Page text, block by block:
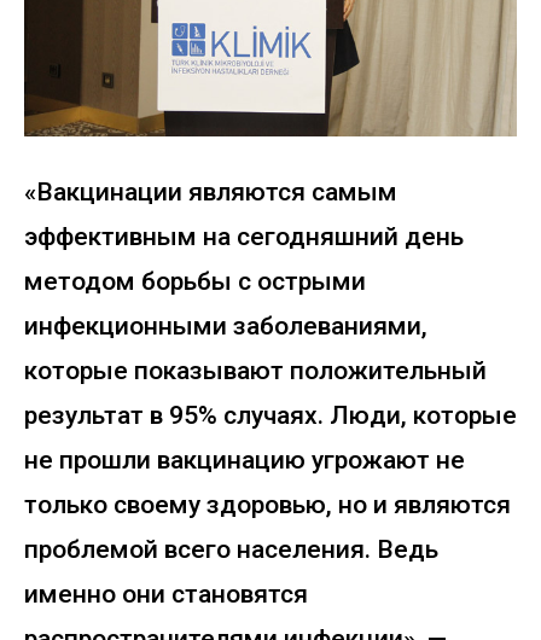
«Вакцинации являются самым
эффективным на сегодняшний день
методом борьбы с острыми
инфекционными заболеваниями,
которые показывают положительный
результат в 95% случаях. Люди, которые
не прошли вакцинацию угрожают не
только своему здоровью, но и являются
проблемой всего населения. Ведь
именно они становятся